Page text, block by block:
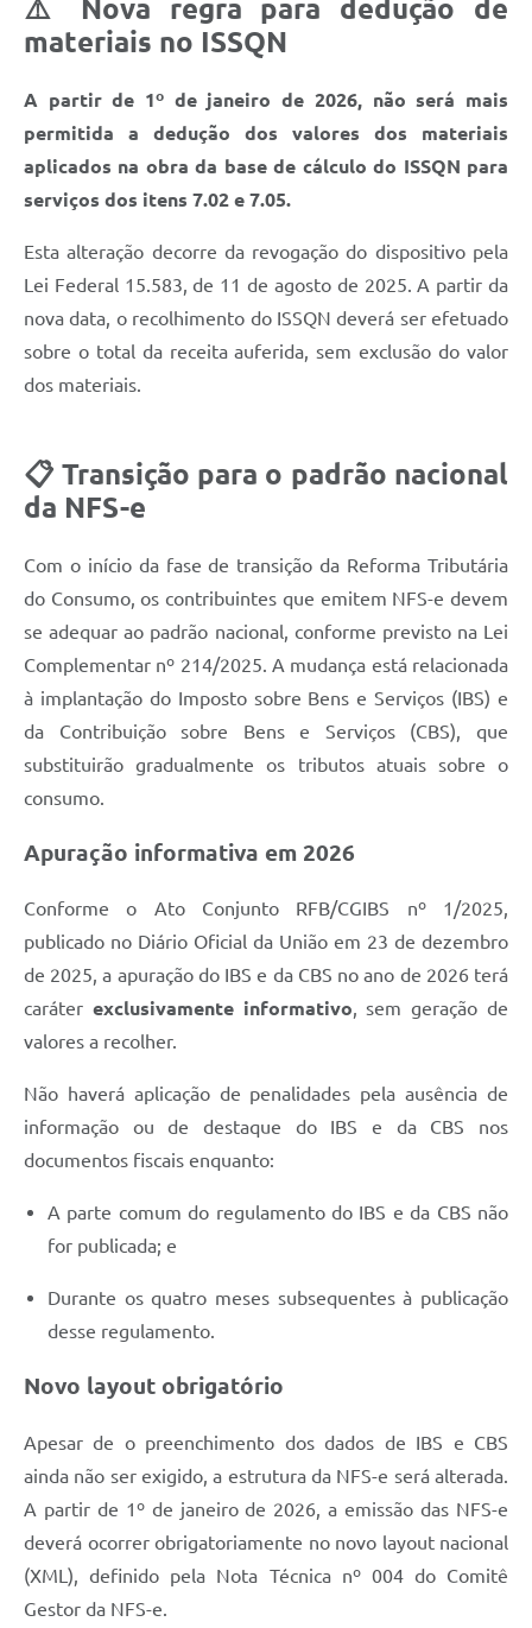
⚠️ Nova regra para dedução de
materiais no ISSQN
A partir de 1º de janeiro de 2026, não será mais
permitida a dedução dos valores dos materiais
aplicados na obra da base de cálculo do ISSQN para
serviços dos itens 7.02 e 7.05.
Esta alteração decorre da revogação do dispositivo pela
Lei Federal 15.583, de 11 de agosto de 2025. A partir da
nova data, o recolhimento do ISSQN deverá ser efetuado
sobre o total da receita auferida, sem exclusão do valor
dos materiais.
📋 Transição para o padrão nacional
da NFS-e
Com o início da fase de transição da Reforma Tributária
do Consumo, os contribuintes que emitem NFS-e devem
se adequar ao padrão nacional, conforme previsto na Lei
Complementar nº 214/2025. A mudança está relacionada
à implantação do Imposto sobre Bens e Serviços (IBS) e
da Contribuição sobre Bens e Serviços (CBS), que
substituirão gradualmente os tributos atuais sobre o
consumo.
Apuração informativa em 2026
Conforme o Ato Conjunto RFB/CGIBS nº 1/2025,
publicado no Diário Oficial da União em 23 de dezembro
de 2025, a apuração do IBS e da CBS no ano de 2026 terá
caráter exclusivamente informativo, sem geração de
valores a recolher.
Não haverá aplicação de penalidades pela ausência de
informação ou de destaque do IBS e da CBS nos
documentos fiscais enquanto:
A parte comum do regulamento do IBS e da CBS não
for publicada; e
Durante os quatro meses subsequentes à publicação
desse regulamento.
Novo layout obrigatório
Apesar de o preenchimento dos dados de IBS e CBS
ainda não ser exigido, a estrutura da NFS-e será alterada.
A partir de 1º de janeiro de 2026, a emissão das NFS-e
deverá ocorrer obrigatoriamente no novo layout nacional
(XML), definido pela Nota Técnica nº 004 do Comitê
Gestor da NFS-e.